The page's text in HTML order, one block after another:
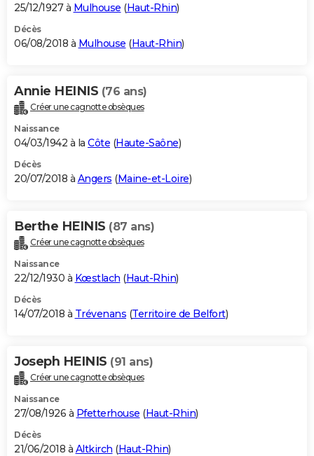
25/12/1927 à Mulhouse (Haut-Rhin)
Décès
06/08/2018 à Mulhouse (Haut-Rhin)
Annie HEINIS (76 ans)
Créer une cagnotte obsèques
Naissance
04/03/1942 à la Côte (Haute-Saône)
Décès
20/07/2018 à Angers (Maine-et-Loire)
Berthe HEINIS (87 ans)
Créer une cagnotte obsèques
Naissance
22/12/1930 à Kœstlach (Haut-Rhin)
Décès
14/07/2018 à Trévenans (Territoire de Belfort)
Joseph HEINIS (91 ans)
Créer une cagnotte obsèques
Naissance
27/08/1926 à Pfetterhouse (Haut-Rhin)
Décès
21/06/2018 à Altkirch (Haut-Rhin)